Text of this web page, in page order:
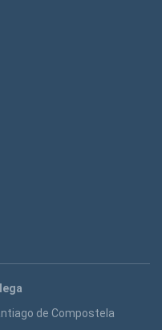
de Compostela